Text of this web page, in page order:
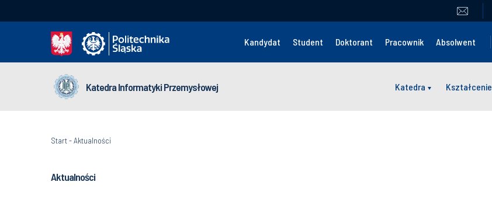
Kandydat Student Doktorant Pracownik Absolwent
Katedra Informatyki Przemysłowej Katedra Kształcenie
Start-Aktualności
Aktualności